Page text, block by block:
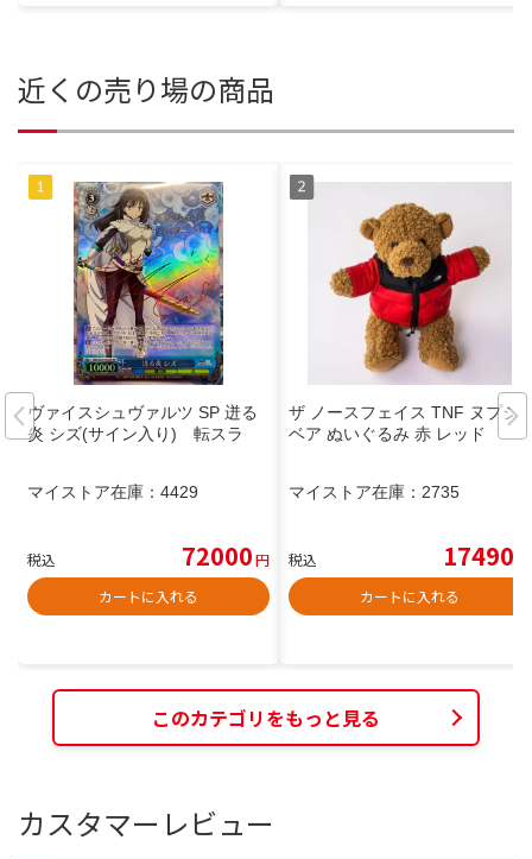
近くの売り場の商品
ヴァイスシュヴァルツ SP 迸る
炎 シズ(サイン入り) 転スラ
マイストア在庫： 4429
税込 72000円
カートに入れる
ザ ノースフェイス TNF ヌプシ
ベア ぬいぐるみ 赤 レッド
マイストア在庫： 2735
税込 17490
カートに入れる
このカテゴリをもっと見る
カスタマーレビュー